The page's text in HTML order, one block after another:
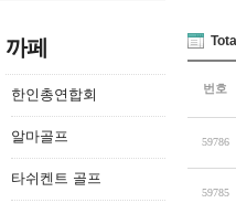
까페
한인총연합회
알마골프
타쉬켄트 골프
Total
번호
59786
59785